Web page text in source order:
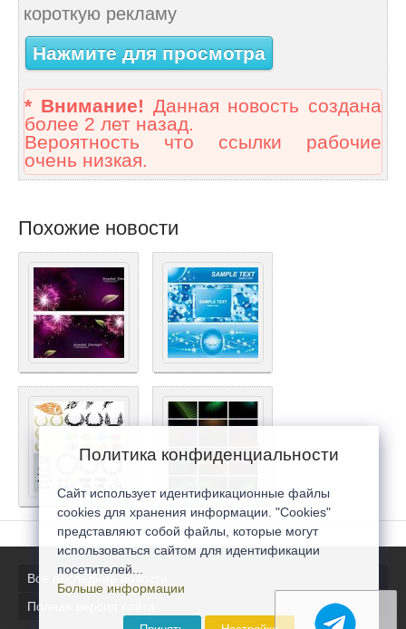
короткую рекламу
Нажмите для просмотра
* Внимание! Данная новость создана
более 2 лет назад.
Вероятность что ссылки рабочие
очень низкая.
Похожие новости
Все последние новости
Полная версия сайта
Политика конфиденциальности
Сайт использует идентификационные файлы
cookies для хранения информации. "Cookies"
представляют собой файлы, которые могут
использоваться сайтом для идентификации
посетителей...
Больше информации